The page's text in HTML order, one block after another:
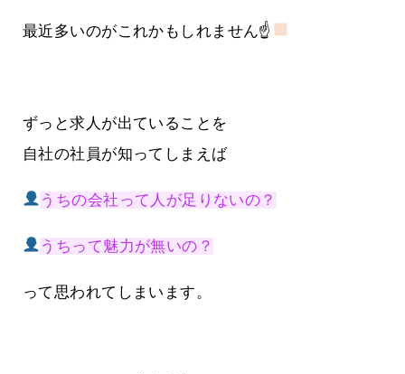
最近多いのがこれかもしれません☝
ずっと求人が出ていることを
自社の社員が知ってしまえば
うちの会社って人が足りないの？
うちって魅力が無いの？
って思われてしまいます。